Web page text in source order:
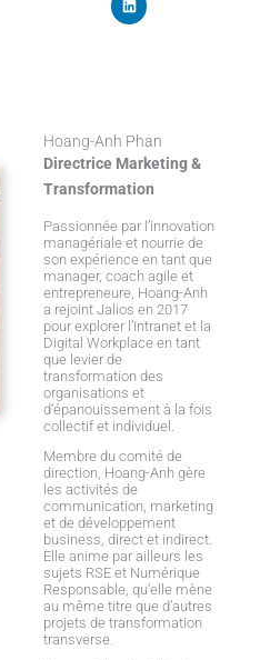
i
n
Hoang-Anh Phan
Directrice Marketing &
Transformation
Passionnée par l’innovation
managériale et nourrie de
son expérience en tant que
manager, coach agile et
entrepreneure, Hoang-Anh
a rejoint Jalios en 2017
pour explorer l’Intranet et la
Digital Workplace en tant
que levier de
transformation des
organisations et
d’épanouissement à la fois
collectif et individuel.
Membre du comité de
direction, Hoang-Anh gère
les activités de
communication, marketing
et de développement
business, direct et indirect.
Elle anime par ailleurs les
sujets RSE et Numérique
Responsable, qu’elle mène
au même titre que d’autres
projets de transformation
transverse.